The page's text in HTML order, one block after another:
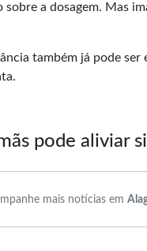
a dosagem. Mas
também já pode
pode aliviar
mais notícias em